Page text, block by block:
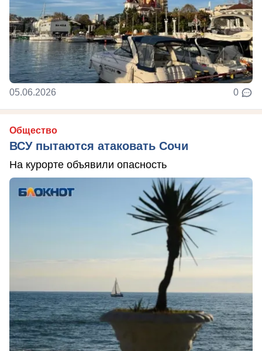
05.06.2026 0
Общество
ВСУ пытаются атаковать Сочи
На курорте объявили опасность